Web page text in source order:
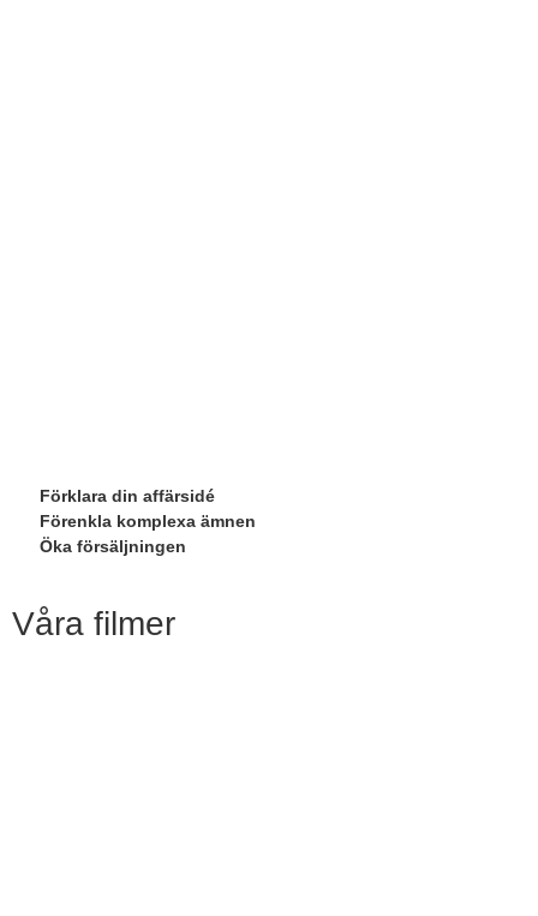
Förklara din affärsidé
Förenkla komplexa ämnen
Öka försäljningen
Våra filmer